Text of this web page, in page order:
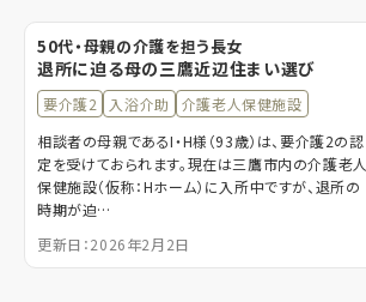
50代・母親の介護を担う長女
退所に迫る母の三鷹近辺住まい選び
要介護2 入浴介助
介護老人保健施設
相談者の母親であるI・H様（93歳）は、要介護2の認
定を受けておられます。現在は三鷹市内の介護老人
保健施設（仮称：Hホーム）に入所中ですが、退所の
時期が迫…
更新日：2026年2月2日